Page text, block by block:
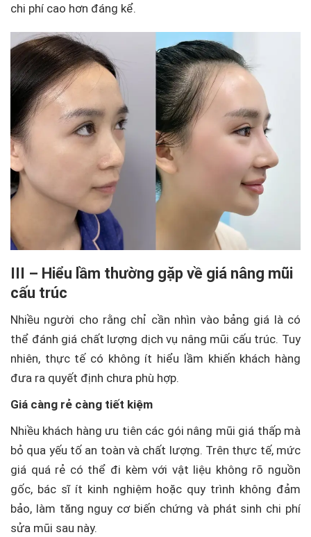
chi phí cao hơn đáng kể.
III – Hiểu lầm thường gặp về giá nâng mũi
cấu trúc
Nhiều người cho rằng chỉ cần nhìn vào bảng giá là có
thể đánh giá chất lượng dịch vụ nâng mũi cấu trúc. Tuy
nhiên, thực tế có không ít hiểu lầm khiến khách hàng
đưa ra quyết định chưa phù hợp.
Giá càng rẻ càng tiết kiệm
Nhiều khách hàng ưu tiên các gói nâng mũi giá thấp mà
bỏ qua yếu tố an toàn và chất lượng. Trên thực tế, mức
giá quá rẻ có thể đi kèm với vật liệu không rõ nguồn
gốc, bác sĩ ít kinh nghiệm hoặc quy trình không đảm
bảo, làm tăng nguy cơ biến chứng và phát sinh chi phí
sửa mũi sau này.